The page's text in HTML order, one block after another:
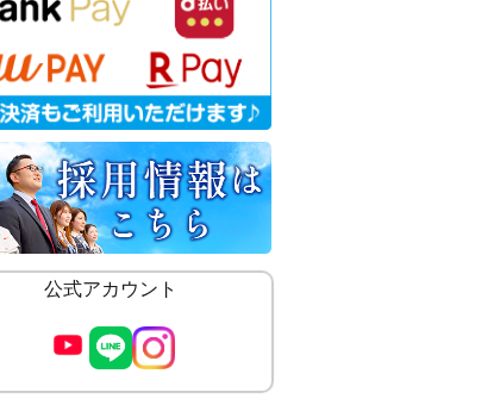
公式アカウント